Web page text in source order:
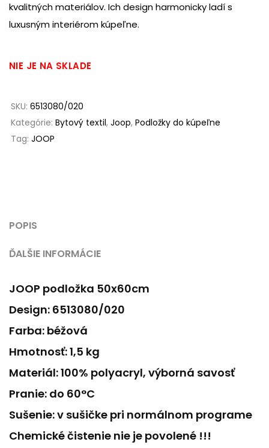
kvalitných materiálov. Ich design harmonicky ladí s
luxusným interiérom kúpeľne.
NIE JE NA SKLADE
SKU: 6513080/020
Kategórie: Bytový textil, Joop, Podložky do kúpeľne
Tag: JOOP
POPIS
ĎALŠIE INFORMÁCIE
JOOP podložka 50x60cm
Design: 6513080/020
Farba: béžová
Hmotnosť: 1,5 kg
Materiál: 100% polyacryl, výborná savosť
Pranie: do 60°C
Sušenie: v sušičke pri normálnom programe
Chemické čistenie nie je povolené !!!